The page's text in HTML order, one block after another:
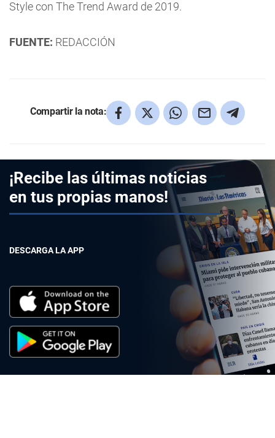
Style con The Trend Award de 2019.
FUENTE: REDACCIÓN
Compartir la nota:
¡Recibe las últimas noticias
en tus propias manos!
DESCARGA LA APP